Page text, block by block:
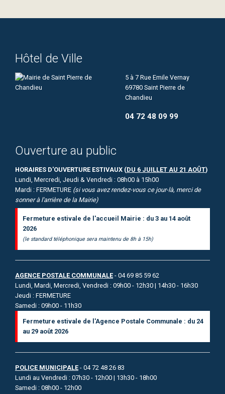
Hôtel de Ville
5 à 7 Rue Emile Vernay
69780 Saint Pierre de
Chandieu
04 72 48 09 99
Ouverture au public
HORAIRES D'OUVERTURE ESTIVAUX (DU 6 JUILLET AU 21 AOÛT)
Lundi, Mercredi, Jeudi & Vendredi : 08h00 à 15h00
Mardi : FERMETURE (si vous avez rendez-vous ce jour-là, merci de
sonner à l'arrière de la Mairie)
Fermeture estivale de l'accueil Mairie : du 3 au 14 août
2026
(le standard téléphonique sera maintenu de 8h à 15h)
AGENCE POSTALE COMMUNALE - 04 69 85 59 62
Lundi, Mardi, Mercredi, Vendredi : 09h00 - 12h30 | 14h30 - 16h30
Jeudi : FERMETURE
Samedi : 09h00 - 11h30
Fermeture estivale de l'Agence Postale Communale : du 24
au 29 août 2026
POLICE MUNICIPALE - 04 72 48 26 83
Lundi au Vendredi : 07h30 - 12h00 | 13h30 - 18h00
Samedi : 08h00 - 12h00